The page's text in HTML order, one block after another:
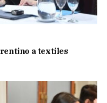
a textiles